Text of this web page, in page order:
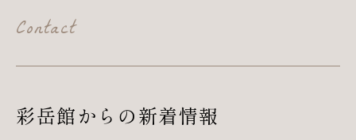
Contact
彩岳館からの新着情報